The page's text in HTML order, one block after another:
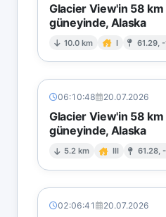
Glacier View'in 58 km
güneyinde, Alaska
10.0 km I 61.29,
06:10:48 20.07.2026
Glacier View'in 58 km
güneyinde, Alaska
5.2 km III 61.28,
02:06:41 20.07.2026